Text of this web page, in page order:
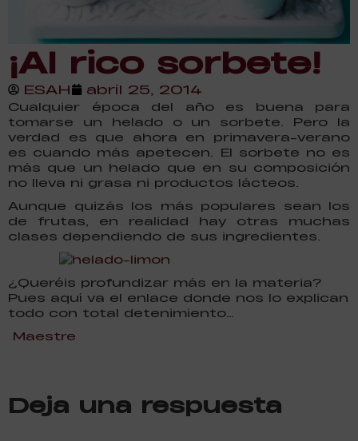
¡Al rico sorbete!
ESAH abril 25, 2014
Cualquier época del año es buena para
tomarse un helado o un sorbete. Pero la
verdad es que ahora en primavera-verano
es cuando más apetecen. El sorbete no es
más que un helado que en su composición
no lleva ni grasa ni productos lácteos.
Aunque quizás los más populares sean los
de frutas, en realidad hay otras muchas
clases dependiendo de sus ingredientes.
¿Queréis profundizar más en la materia?
Pues aquí va el enlace donde nos lo explican
todo con total detenimiento…
Maestre
Deja una respuesta